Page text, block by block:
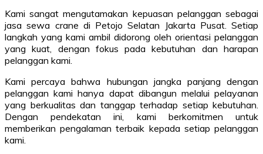
Kami sangat mengutamakan kepuasan pelanggan sebagai
jasa sewa crane di Petojo Selatan Jakarta Pusat. Setiap
langkah yang kami ambil didorong oleh orientasi pelanggan
yang kuat, dengan fokus pada kebutuhan dan harapan
pelanggan kami.
Kami percaya bahwa hubungan jangka panjang dengan
pelanggan kami hanya dapat dibangun melalui pelayanan
yang berkualitas dan tanggap terhadap setiap kebutuhan.
Dengan pendekatan ini, kami berkomitmen untuk
memberikan pengalaman terbaik kepada setiap pelanggan
kami.